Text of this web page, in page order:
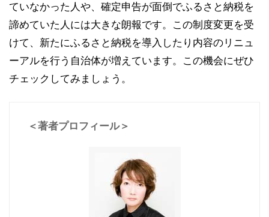
ていなかった人や、確定申告が面倒でふるさと納税を
諦めていた人には大きな朗報です。この制度変更を受
けて、新たにふるさと納税を導入したり内容のリニュ
ーアルを行う自治体が増えています。この機会にぜひ
チェックしてみましょう。
＜著者プロフィール＞